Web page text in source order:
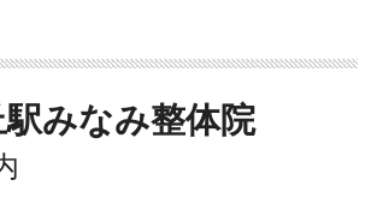
みなみ整体院